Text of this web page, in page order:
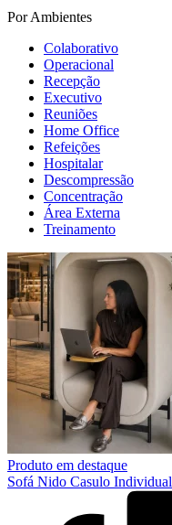
Por Ambientes
Colaborativo
Operacional
Recepção
Executivo
Reuniões
Home Office
Refeições
Hospitalar
Descompressão
Concentração
Área Externa
Treinamento
Produto em destaque
Sofá Nido Casulo Individual